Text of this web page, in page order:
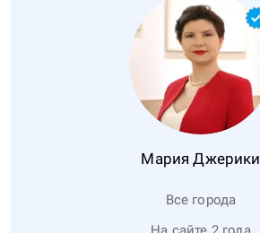
Мария Джерики
Все города